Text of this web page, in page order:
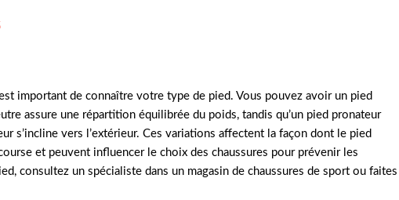
important de connaître votre type de pied. Vous pouvez avoir un pied
assure une répartition équilibrée du poids, tandis qu’un pied pronateur
s’incline vers l’extérieur. Ces variations affectent la façon dont le pied
et peuvent influencer le choix des chaussures pour prévenir les
consultez un spécialiste dans un magasin de chaussures de sport ou faites